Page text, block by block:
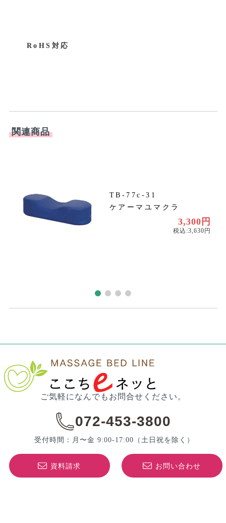
RoHS対応
関連商品
TB-77c-31
ケアーマユマクラ
3,300円
税込:3,630円
ご気軽になんでもお問合せください。
072-453-3800
受付時間：月〜金 9:00-17:00 （土日祝を除く）
資料請求 お問い合わせ